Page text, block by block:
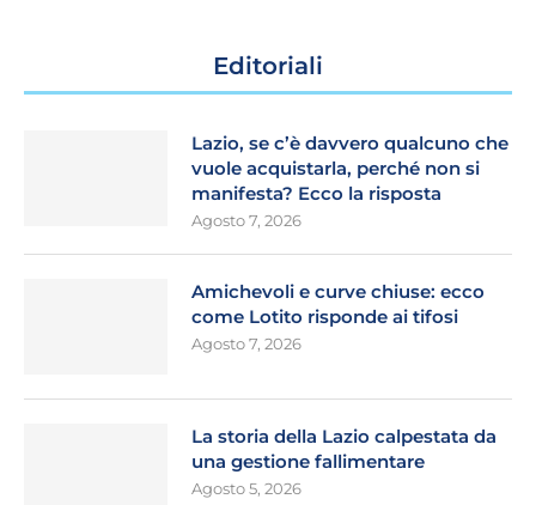
Editoriali
Lazio, se c’è davvero qualcuno che
vuole acquistarla, perché non si
manifesta? Ecco la risposta
Agosto 7, 2026
Amichevoli e curve chiuse: ecco
come Lotito risponde ai tifosi
Agosto 7, 2026
La storia della Lazio calpestata da
una gestione fallimentare
Agosto 5, 2026